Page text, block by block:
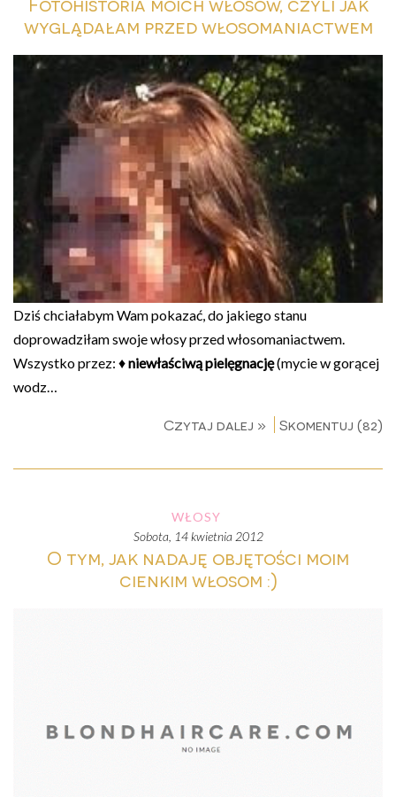
wyglądałam przed włosomaniactwem
Dziś chciałabym Wam pokazać, do jakiego stanu
doprowadziłam swoje włosy przed włosomaniactwem.
Wszystko przez: ♦niewłaściwą pielęgnację(mycie w gorącej
wodz…
Czytaj dalej » Skomentuj (82)
WŁOSY
sobota, 14 kwietnia 2012
O tym, jak nadaję objętości moim
cienkim włosom :)